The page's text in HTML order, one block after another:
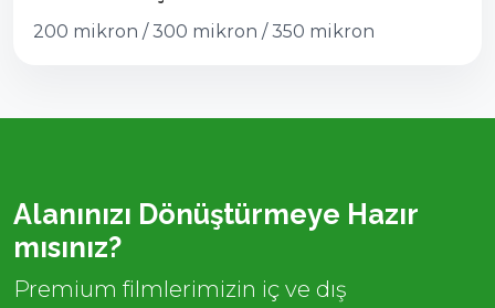
200 mikron / 300 mikron / 350 mikron
Alanınızı Dönüştürmeye Hazır
mısınız?
Premium filmlerimizin iç ve dış